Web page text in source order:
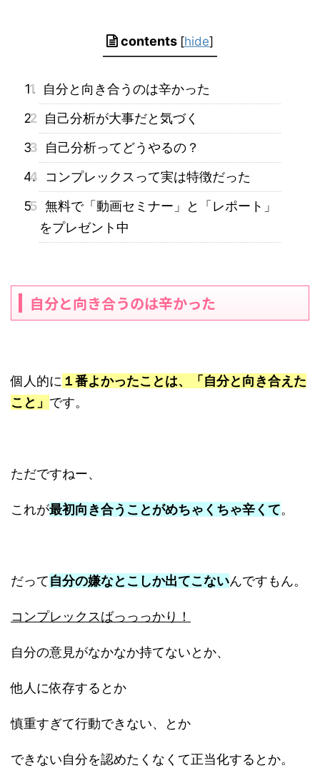
contents [hide]
1
自分と向き合うのは辛かった
2
自己分析が大事だと気づく
3
自己分析ってどうやるの？
4
コンプレックスって実は特徴だった
5 無料で「動画セミナー」と「レポート」
をプレゼント中
自分と向き合うのは辛かった
個人的に １番よかったことは、「自分と向き合えた
こと」 です。
ただですねー、
これが最初向き合うことがめちゃくちゃ辛くて。
だって自分の嫌なとこしか出てこないんですもん。
コンプレックスばっっっかり！
自分の意見がなかなか持てないとか、
他人に依存するとか
慎重すぎて行動できない、とか
できない自分を認めたくなくて正当化するとか。